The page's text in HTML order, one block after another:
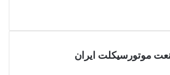
موتورسیکلت ایران